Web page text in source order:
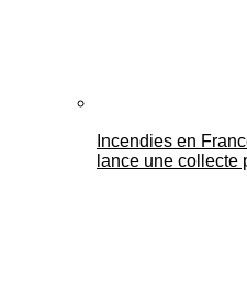
Incendies en
lance une collecte